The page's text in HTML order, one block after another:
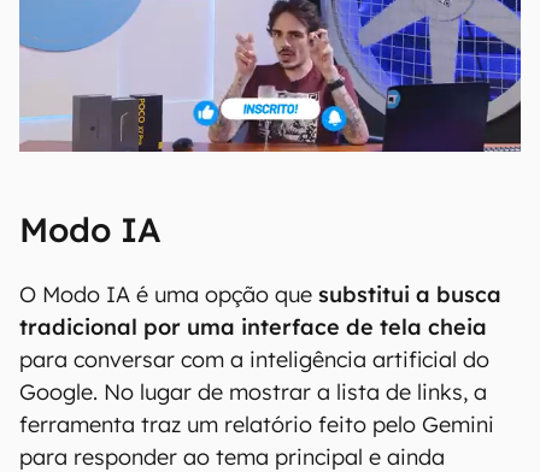
Modo IA
O Modo IA é uma opção que substitui a busca
tradicional por uma interface de tela cheia
para conversar com a inteligência artificial do
Google. No lugar de mostrar a lista de links, a
ferramenta traz um relatório feito pelo Gemini
para responder ao tema principal e ainda